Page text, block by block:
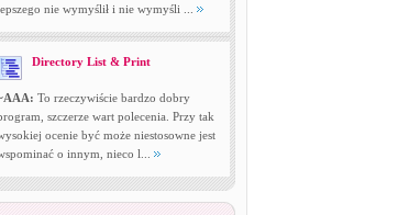
nie wymyślił i nie wymyśli ...
Directory List & Print
To rzeczywiście bardzo dobry
szczerze wart polecenia. Przy tak
ocenie być może niestosowne jest
o innym, nieco l...